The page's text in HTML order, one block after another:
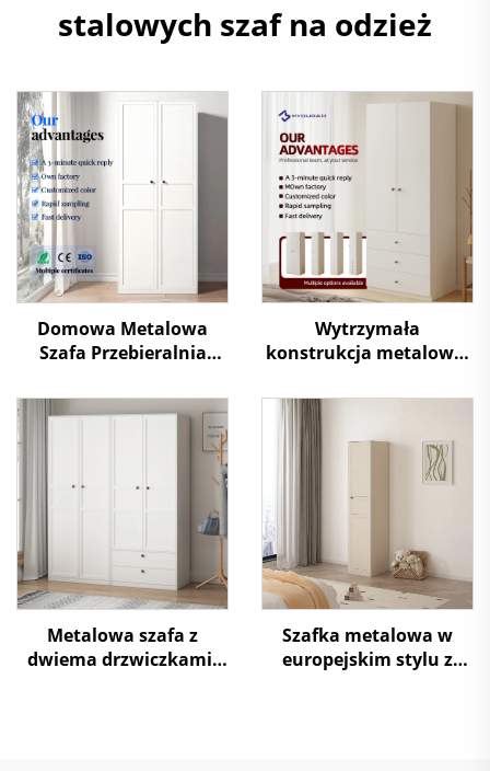
stalowych szaf na odzież
Domowa Metalowa
Szafa Przebieralnia
Magazynowa
Nowoczesny System
Wytrzymała
konstrukcja metalowej
Metalowa szafa z
dwiema drzwiczkami,
Szafka metalowa w
europejskim stylu z